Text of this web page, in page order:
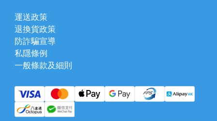
運送政策
退換貨政策
防詐騙宣導
私隱條例
一般條款及細則